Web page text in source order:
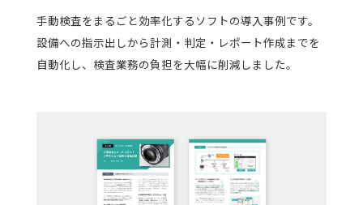
手動検査をまるごと効率化するソフトの導入事例です。
設備への指示出しから計測・判定・レポート作成までを
自動化し、検査業務の負担を大幅に削減しました。